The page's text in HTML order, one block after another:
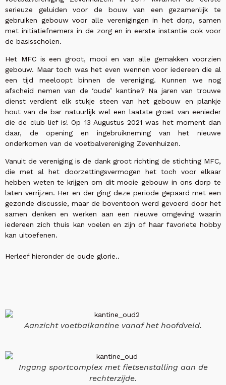
serieuze geluiden voor de bouw van een gezamenlijk te
gebruiken gebouw voor alle verenigingen in het dorp, samen
met initiatiefnemers in de zorg en in eerste instantie ook voor
de basisscholen.
Het MFC is een groot, mooi en van alle gemakken voorzien
gebouw. Maar toch was het even wennen voor iedereen die al
een tijd meeloopt binnen de vereniging. Kunnen we nog
afscheid nemen van de ‘oude’ kantine? Na jaren van trouwe
dienst verdient elk stukje steen van het gebouw en plankje
hout van de bar natuurlijk wel een laatste groet van eenieder
die de club lief is! Op 13 Augustus 2021 was het moment dan
daar, de opening en ingebruikneming van het nieuwe
onderkomen van de voetbalvereniging Zevenhuizen.
Vanuit de vereniging is de dank groot richting de stichting MFC,
die met al het doorzettingsvermogen het toch voor elkaar
hebben weten te krijgen om dit mooie gebouw in ons dorp te
laten verrijzen. Her en der ging deze periode gepaard met een
gezonde discussie, maar de boventoon werd gevoerd door het
samen denken en werken aan een nieuwe omgeving waarin
iedereen zich thuis kan voelen en zijn of haar favoriete hobby
kan uitoefenen.
Herleef hieronder de oude glorie..
Aanzicht voetbalkantine vanaf het hoofdveld.
Ingang sportcomplex met fietsenstalling aan de
rechterzijde.